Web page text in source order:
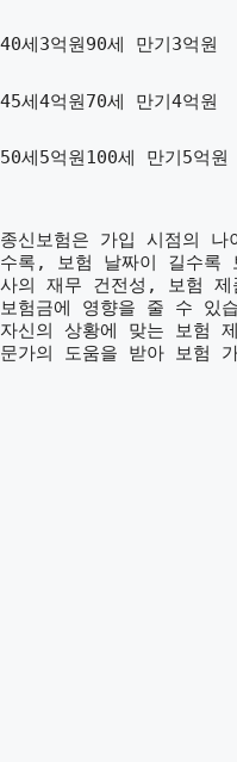
40세3억원90세 만기3억원
45세4억원70세 만기4억원
50세5억원100세 만기5억원
종신보험은 가입 시점의
수록, 보험 날짜이 길수록
사의 재무 건전성, 보험
보험금에 영향을 줄 수 있
자신의 상황에 맞는 보험
문가의 도움을 받아 보험